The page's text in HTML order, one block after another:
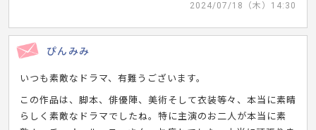
2024/07/18（木）14:30
ぴんみみ
いつも素敵なドラマ、有難うございます。
この作品は、脚本、俳優陣、美術そして衣装等々、本当に素晴
らしく素敵なドラマでしたね。特に主演のお二人が本当に素